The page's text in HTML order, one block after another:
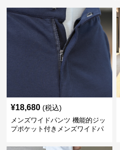
¥18,680 (税込)
メンズワイドパンツ 機能的ジッ
プポケット付きメンズワイドパ